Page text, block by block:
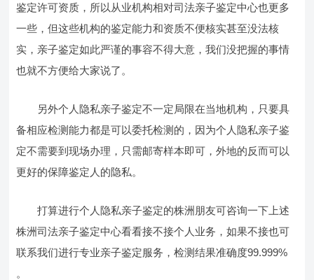
鉴定许可资质，所以从业机构相对司法亲子鉴定中心也更多
一些，但这些机构的鉴定能力和资质不便核实甚至没法核
实，亲子鉴定如此严谨的事容不得大意，我们没把握的事情
也就不方便给大家说了。
另外个人隐私亲子鉴定不一定局限在当地机构，只要具
备相应检测能力都是可以委托检测的，因为个人隐私亲子鉴
定不需要到现场办理，只需邮寄样本即可，外地的反而可以
更好的保障鉴定人的隐私。
打算进行个人隐私亲子鉴定的株洲朋友可咨询一下上述
株洲司法亲子鉴定中心看看接不接个人业务，如果不接也可
联系我们进行专业亲子鉴定服务，检测结果准确度99.999%
。